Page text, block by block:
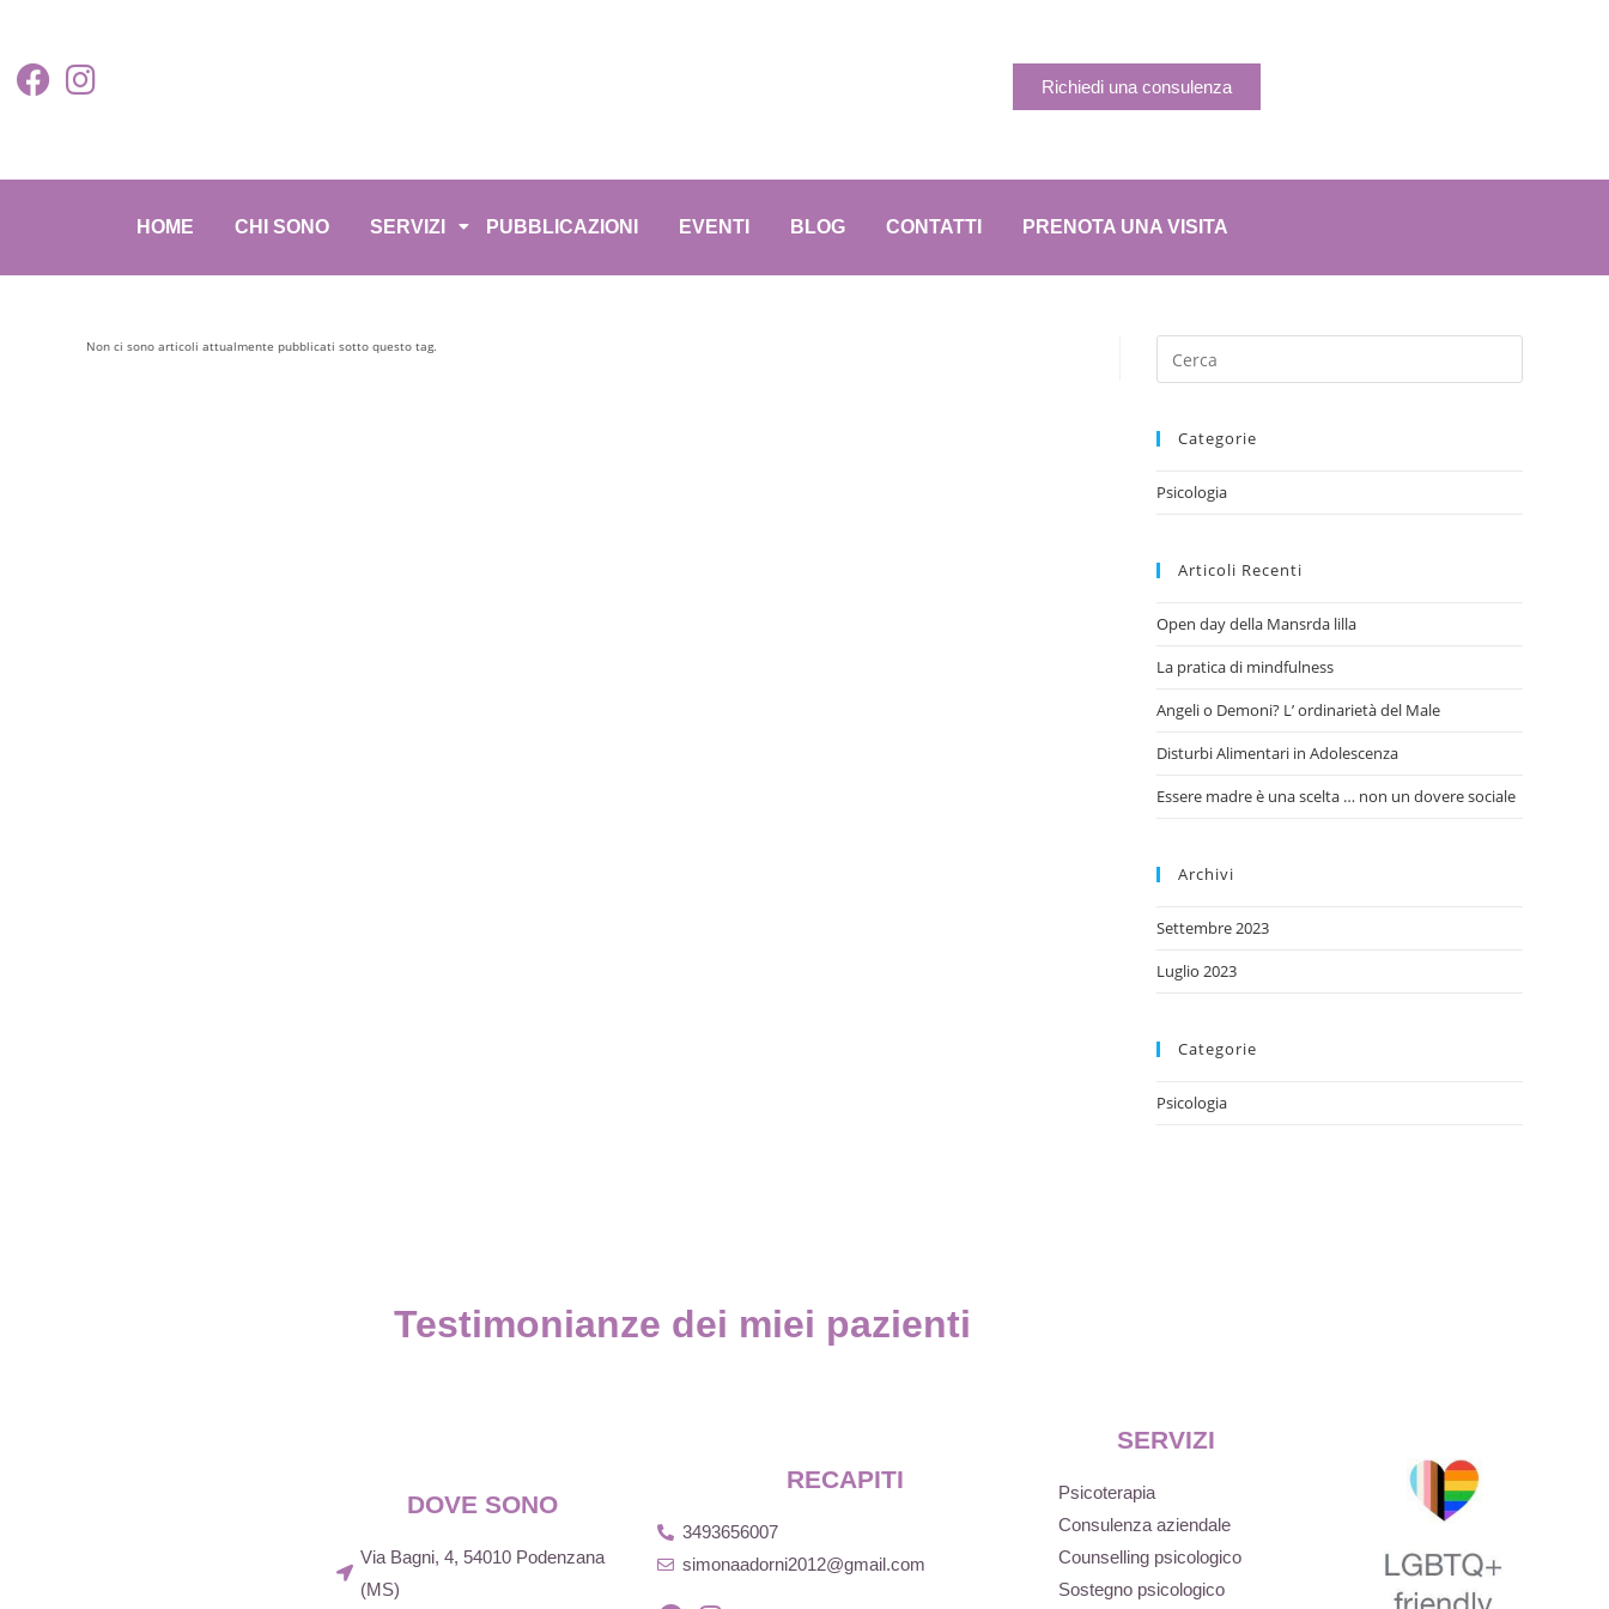
Richiedi una consulenza
HOME CHI SONO SERVIZI PUBBLICAZIONI EVENTI BLOG CONTATTI PRENOTA UNA VISITA
Non ci sono articoli attualmente pubblicati sotto questo tag.
Categorie
Psicologia
Articoli Recenti
Open day della Mansrda lilla
La pratica di mindfulness
Angeli o Demoni? L’ ordinarietà del Male
Disturbi Alimentari in Adolescenza
Essere madre è una scelta … non un dovere sociale
Archivi
Settembre 2023
Luglio 2023
Categorie
Psicologia
Testimonianze dei miei pazienti
DOVE SONO
Via Bagni, 4, 54010 Podenzana
(MS)
RECAPITI
3493656007
simonaadorni2012@gmail.com
SERVIZI
Psicoterapia
Consulenza aziendale
Counselling psicologico
Sostegno psicologico